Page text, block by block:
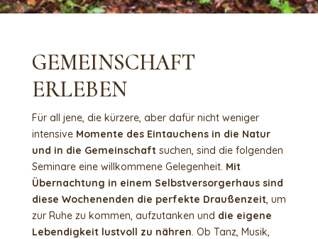
GEMEINSCHAFT
ERLEBEN
Für all jene, die kürzere, aber dafür nicht weniger
intensive Momente des Eintauchens in die Natur
und in die Gemeinschaftsuchen, sind die folgenden
Seminare eine willkommene Gelegenheit. Mit
Übernachtung in einem Selbstversorgerhaus sind
diese Wochenenden die perfekte Draußenzeit, um
zur Ruhe zu kommen, aufzutanken und die eigene
Lebendigkeit lustvoll zu nähren. Ob Tanz, Musik,